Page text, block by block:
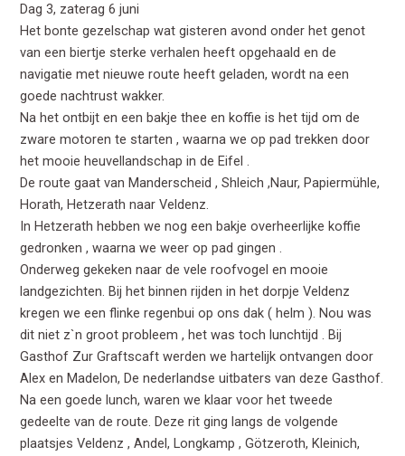
Dag 3, zaterag 6 juni
Het bonte gezelschap wat gisteren avond onder het genot
van een biertje sterke verhalen heeft opgehaald en de
navigatie met nieuwe route heeft geladen, wordt na een
goede nachtrust wakker.
Na het ontbijt en een bakje thee en koffie is het tijd om de
zware motoren te starten , waarna we op pad trekken door
het mooie heuvellandschap in de Eifel .
De route gaat van Manderscheid , Shleich ,Naur, Papiermühle,
Horath, Hetzerath naar Veldenz.
In Hetzerath hebben we nog een bakje overheerlijke koffie
gedronken , waarna we weer op pad gingen .
Onderweg gekeken naar de vele roofvogel en mooie
landgezichten. Bij het binnen rijden in het dorpje Veldenz
kregen we een flinke regenbui op ons dak ( helm ). Nou was
dit niet z`n groot probleem , het was toch lunchtijd . Bij
Gasthof Zur Graftscaft werden we hartelijk ontvangen door
Alex en Madelon, De nederlandse uitbaters van deze Gasthof.
Na een goede lunch, waren we klaar voor het tweede
gedeelte van de route. Deze rit ging langs de volgende
plaatsjes Veldenz , Andel, Longkamp , Götzeroth, Kleinich,